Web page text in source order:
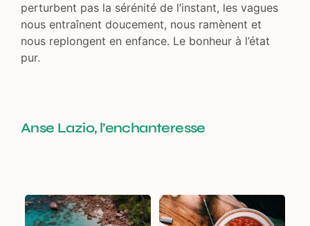
perturbent pas la sérénité de l’instant, les vagues
nous entraînent doucement, nous ramènent et
nous replongent en enfance. Le bonheur à l’état
pur.
Anse Lazio, l’enchanteresse